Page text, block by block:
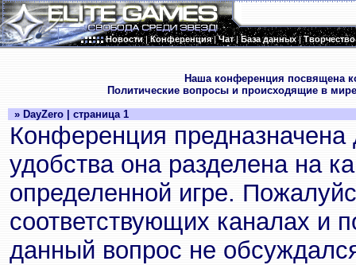
Новости|Конференция|Чат|База данных|Творчество
Наша конференция посвящена
Политические вопросы и происходящие в
» DayZero | страница 1
Конференция
удобства она разделена на
определенной игре.
соответствующих каналах и
данный вопрос не